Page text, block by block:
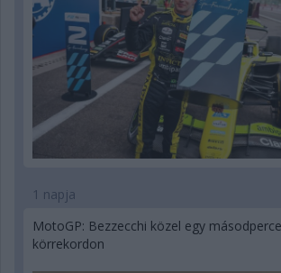
1 napja
MotoGP: Bezzecchi közel egy
körrekordon